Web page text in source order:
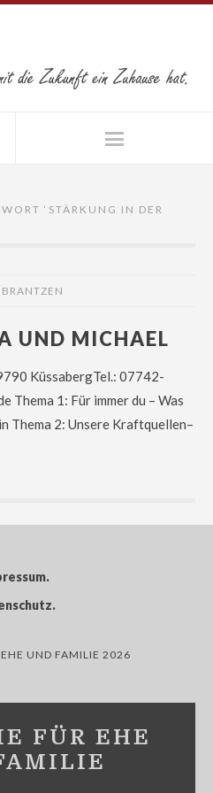
‘ STÄRKUNG IN DER
UND MICHAEL
KüssabergTel.: 07742-
Thema 1: Für immer du – Was
Thema 2: Unsere Kraftquellen–
UND FAMILIE 2026
FÜR EHE